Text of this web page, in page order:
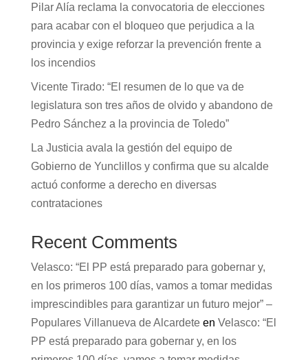
Pilar Alía reclama la convocatoria de elecciones
para acabar con el bloqueo que perjudica a la
provincia y exige reforzar la prevención frente a
los incendios
Vicente Tirado: “El resumen de lo que va de
legislatura son tres años de olvido y abandono de
Pedro Sánchez a la provincia de Toledo”
La Justicia avala la gestión del equipo de
Gobierno de Yunclillos y confirma que su alcalde
actuó conforme a derecho en diversas
contrataciones
Recent Comments
Velasco: “El PP está preparado para gobernar y,
en los primeros 100 días, vamos a tomar medidas
imprescindibles para garantizar un futuro mejor” –
Populares Villanueva de Alcardeteen Velasco: “El
PP está preparado para gobernar y, en los